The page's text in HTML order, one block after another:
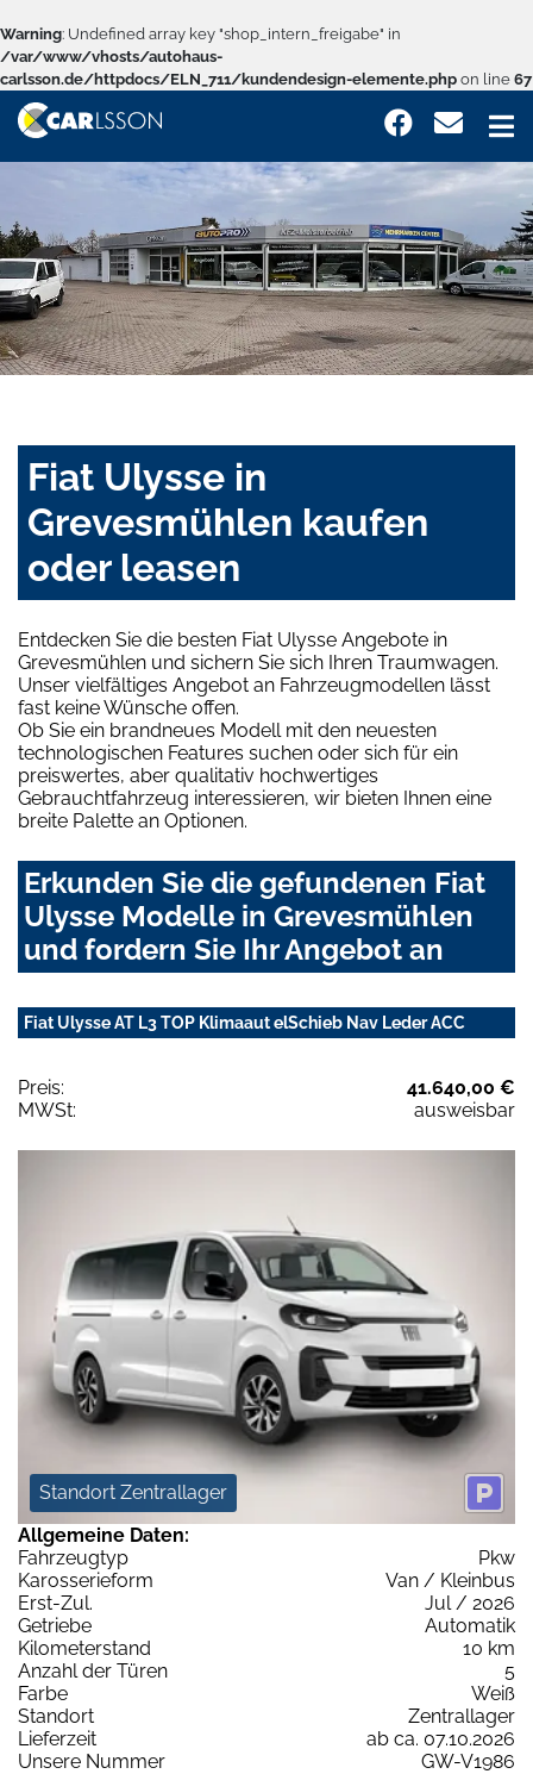
Warning: Undefined array key "shop_intern_freigabe" in
/var/www/vhosts/autohaus-
carlsson.de/httpdocs/ELN_711/kundendesign-elemente.php on line 67
Fiat Ulysse in
Grevesmühlen kaufen
oder leasen
Entdecken Sie die besten Fiat Ulysse Angebote in
Grevesmühlen und sichern Sie sich Ihren Traumwagen.
Unser vielfältiges Angebot an Fahrzeugmodellen lässt
fast keine Wünsche offen.
Ob Sie ein brandneues Modell mit den neuesten
technologischen Features suchen oder sich für ein
preiswertes, aber qualitativ hochwertiges
Gebrauchtfahrzeug interessieren, wir bieten Ihnen eine
breite Palette an Optionen.
Erkunden Sie die gefundenen Fiat
Ulysse Modelle in Grevesmühlen
und fordern Sie Ihr Angebot an
Fiat Ulysse AT L3 TOP Klimaaut elSchieb Nav Leder ACC
Preis:
41.640,00 €
MWSt:
ausweisbar
Standort Zentrallager
Allgemeine Daten:
Fahrzeugtyp
Pkw
Karosserieform
Van / Kleinbus
Erst-Zul.
Jul / 2026
Getriebe
Automatik
Kilometerstand
10 km
Anzahl der Türen
5
Farbe
Weiß
Standort
Zentrallager
Lieferzeit
ab ca. 07.10.2026
Unsere Nummer
GW-V1986